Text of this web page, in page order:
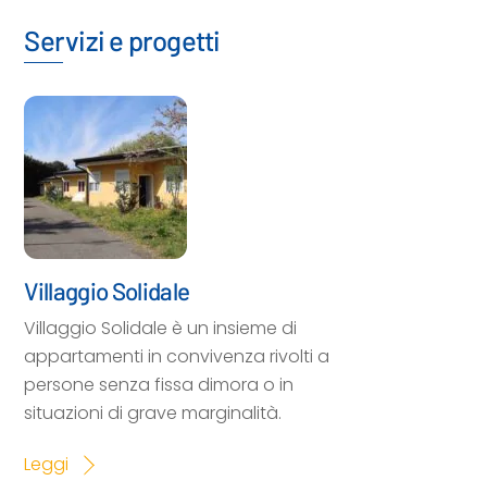
Servizi e progetti
Villaggio Solidale
Villaggio Solidale è un insieme di
appartamenti in convivenza rivolti a
persone senza fissa dimora o in
situazioni di grave marginalità.
Leggi